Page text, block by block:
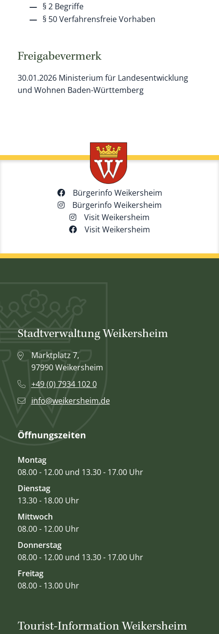
§ 2 Begriffe
§ 50 Verfahrensfreie Vorhaben
Freigabevermerk
30.01.2026 Ministerium für Landesentwicklung
und Wohnen Baden-Württemberg
Bürgerinfo Weikersheim
Bürgerinfo Weikersheim
Visit Weikersheim
Visit Weikersheim
Stadtverwaltung Weikersheim
Marktplatz 7,
97990 Weikersheim
+49 (0) 7934 102 0
info@weikersheim.de
Öffnungszeiten
Montag
08.00 - 12.00 und 13.30 - 17.00 Uhr
Dienstag
13.30 - 18.00 Uhr
Mittwoch
08.00 - 12.00 Uhr
Donnerstag
08.00 - 12.00 und 13.30 - 17.00 Uhr
Freitag
08.00 - 13.00 Uhr
Tourist-Information Weikersheim